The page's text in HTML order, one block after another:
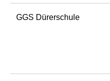
GGS Dürerschule